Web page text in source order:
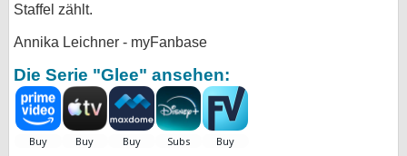
Staffel zählt.
Annika Leichner - myFanbase
Die Serie "Glee" ansehen: